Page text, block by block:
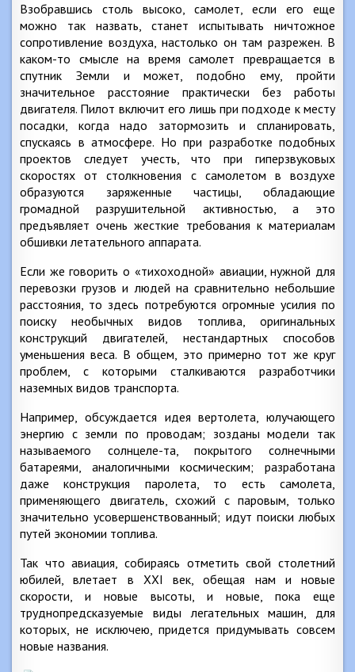
Взобравшись столь высоко, самолет, если его еще
можно так назвать, станет испытывать ничтожное
сопротивление воздуха, настолько он там разрежен. В
каком-то смысле на время самолет превращается в
спутник Земли и может, подобно ему, пройти
значительное расстояние практически без работы
двигателя. Пилот включит его лишь при подходе к месту
посадки, когда надо затормозить и спланировать,
спускаясь в атмосфере. Но при разработке подобных
проектов следует учесть, что при гиперзвуковых
скоростях от столкновения с самолетом в воздухе
образуются заряженные частицы, обладающие
громадной разрушительной активностью, а это
предъявляет очень жесткие требования к материалам
обшивки летательного аппарата.
Если же говорить о «тихоходной» авиации, нужной для
перевозки грузов и людей на сравнительно небольшие
расстояния, то здесь потребуются огромные усилия по
поиску необычных видов топлива, оригинальных
конструкций двигателей, нестандартных способов
уменьшения веса. В общем, это примерно тот же круг
проблем, с которыми сталкиваются разработчики
наземных видов транспорта.
Например, обсуждается идея вертолета, юлучающего
энергию с земли по проводам; зозданы модели так
называемого солнцеле-та, покрытого солнечными
батареями, аналогичными космическим; разработана
даже конструкция паролета, то есть самолета,
применяющего двигатель, схожий с паровым, только
значительно усовершенствованный; идут поиски любых
путей экономии топлива.
Так что авиация, собираясь отметить свой столетний
юбилей, влетает в XXI век, обещая нам и новые
скорости, и новые высоты, и новые, пока еще
труднопредсказуемые виды легательных машин, для
которых, не исключею, придется придумывать совсем
новые названия.